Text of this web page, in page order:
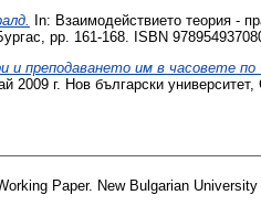
In: Взаимодействието теория -
pp. 161-168. ISBN
преподаването им в часовете по
2009 г. Нов български
Paper. New Bulgarian